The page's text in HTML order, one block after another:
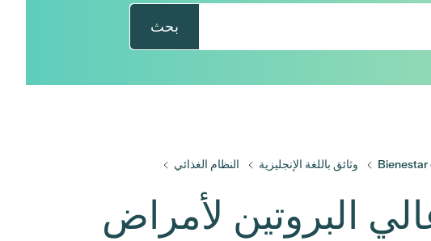
بحث
وثائق باللغة الإنجليزية
النظام الغذائي
البروتين لأمراض